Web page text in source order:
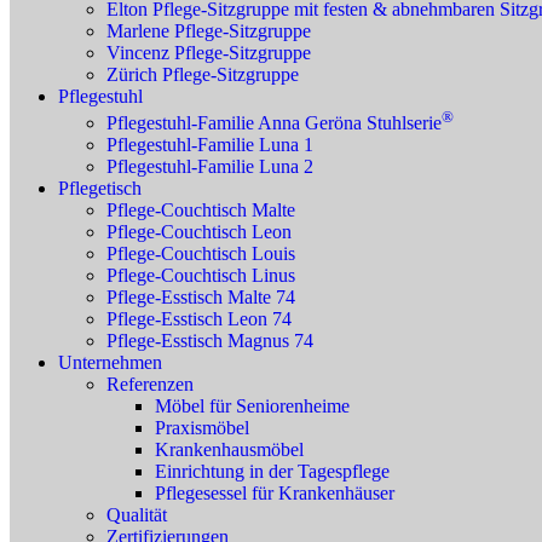
Elton Pflege-Sitzgruppe mit festen & abnehmbaren
Marlene Pflege-Sitzgruppe
Vincenz Pflege-Sitzgruppe
Zürich Pflege-Sitzgruppe
Pflegestuhl
Pflegestuhl-Familie Anna Geröna Stuhlserie®
Pflegestuhl-Familie Luna 1
Pflegestuhl-Familie Luna 2
Pflegetisch
Pflege-Couchtisch Malte
Pflege-Couchtisch Leon
Pflege-Couchtisch Louis
Pflege-Couchtisch Linus
Pflege-Esstisch Malte 74
Pflege-Esstisch Leon 74
Pflege-Esstisch Magnus 74
Unternehmen
Referenzen
Möbel für Seniorenheime
Praxismöbel
Krankenhausmöbel
Einrichtung in der Tagespflege
Pflegesessel für Krankenhäuser
Qualität
Zertifizierungen